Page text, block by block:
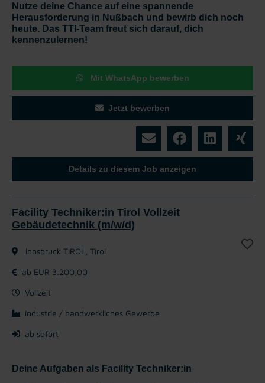
Nutze deine Chance auf eine spannende
Herausforderung in Nußbach und bewirb dich noch
heute. Das TTI-Team freut sich darauf, dich
kennenzulernen!
Mit WhatsApp bewerben
Jetzt bewerben
Details zu diesem Job anzeigen
Facility Techniker:in Tirol Vollzeit
Gebäudetechnik (m/w/d)
Innsbruck TIROL, Tirol
ab EUR 3.200,00
Vollzeit
Industrie / handwerkliches Gewerbe
ab sofort
Deine Aufgaben als Facility Techniker:in